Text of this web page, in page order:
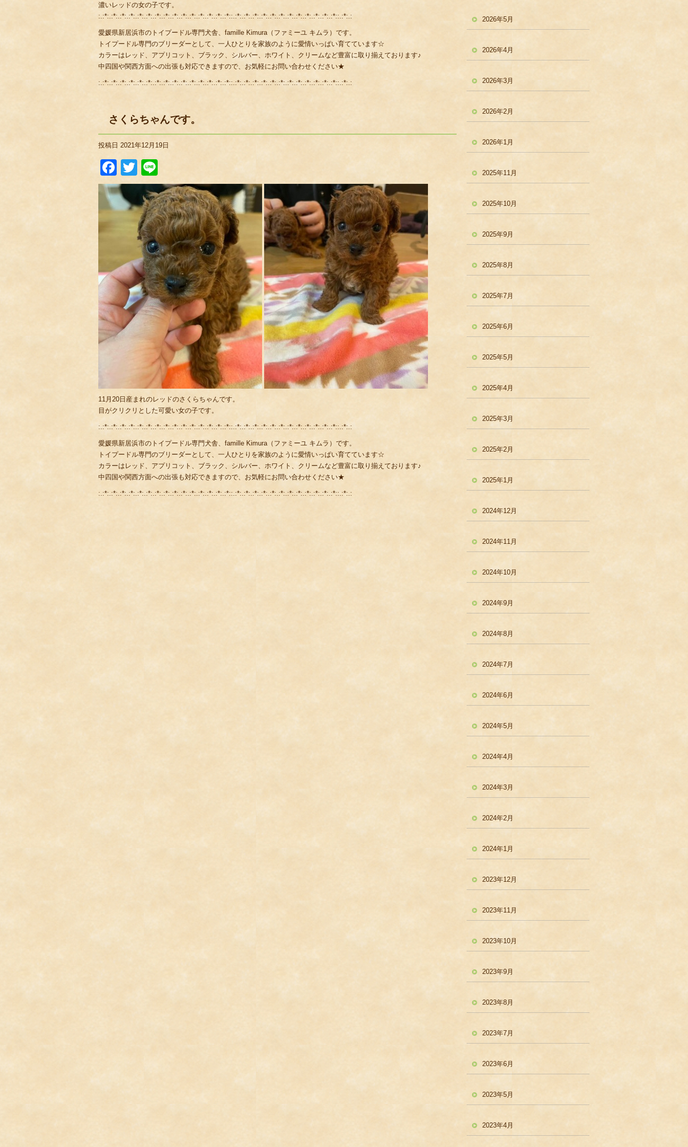
濃いレッドの女の子です。
:.:*:.:*:.:*:.:*:.:*:.:*:.:*:.:*:.:*:.:*:.:*:.:*:.:*:.:*:.:*::.:*:.:*:.:*:.:*:.:*:.:*:.:*:.:*:.:*:.:*:.:*:.:*::.:*:.:
愛媛県新居浜市のトイプードル専門犬舎、famille Kimura（ファミーユ キムラ）です。
トイプードル専門のブリーダーとして、一人ひとりを家族のように愛情いっぱい育てています☆
カラーはレッド、アプリコット、ブラック、シルバー、ホワイト、クリームなど豊富に取り揃えております♪
中四国や関西方面への出張も対応できますので、お気軽にお問い合わせください★
:.:*:.:*:.:*:.:*:.:*:.:*:.:*:.:*:.:*:.:*:.:*:.:*:.:*:.:*:.:*::.:*:.:*:.:*:.:*:.:*:.:*:.:*:.:*:.:*:.:*:.:*:.:*::.:*:.:
さくらちゃんです。
投稿日 2021年12月19日
Facebook
Twitter
11月20日産まれのレッドのさくらちゃんです。
目がクリクリとした可愛い女の子です。
:.:*:.:*:.:*:.:*:.:*:.:*:.:*:.:*:.:*:.:*:.:*:.:*:.:*:.:*:.:*::.:*:.:*:.:*:.:*:.:*:.:*:.:*:.:*:.:*:.:*:.:*:.:*::.:*:.:
愛媛県新居浜市のトイプードル専門犬舎、famille Kimura（ファミーユ キムラ）です。
トイプードル専門のブリーダーとして、一人ひとりを家族のように愛情いっぱい育てています☆
カラーはレッド、アプリコット、ブラック、シルバー、ホワイト、クリームなど豊富に取り揃えております♪
中四国や関西方面への出張も対応できますので、お気軽にお問い合わせください★
:.:*:.:*:.:*:.:*:.:*:.:*:.:*:.:*:.:*:.:*:.:*:.:*:.:*:.:*:.:*::.:*:.:*:.:*:.:*:.:*:.:*:.:*:.:*:.:*:.:*:.:*:.:*::.:*:.:
2026年5月
2026年4月
2026年3月
2026年2月
2026年1月
2025年11月
2025年10月
2025年9月
2025年8月
2025年7月
2025年6月
2025年5月
2025年4月
2025年3月
2025年2月
2025年1月
2024年12月
2024年11月
2024年10月
2024年9月
2024年8月
2024年7月
2024年6月
2024年5月
2024年4月
2024年3月
2024年2月
2024年1月
2023年12月
2023年11月
2023年10月
2023年9月
2023年8月
2023年7月
2023年6月
2023年5月
2023年4月